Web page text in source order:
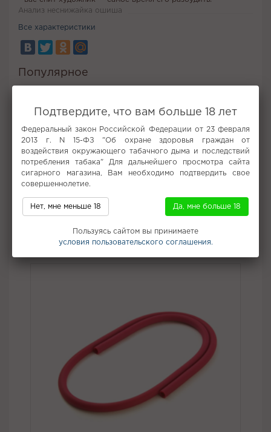
Анализ неснижайка ошиша
Все характеристики
Популярное
Maxwells POD
Тип DarkSide Shot 30г
Описание Характеристики
С этим покупают Вам может понравится
Отзывы (0)
Не забудьте купить
Подтвердите, что вам больше 18 лет
Федеральный закон Российской Федерации от 23 февраля
2013 г. N 15-ФЗ "Об охране здоровья граждан от
воздействия окружающего табачного дыма и последствий
потребления табака" Для дальнейшего просмотра сайта
сигарного магазина, Вам необходимо подтвердить свое
совершеннолетие.
Нет, мне меньше 18 Да, мне больше 18
Пользуясь сайтом вы принимаете
условия пользовательского соглашения.